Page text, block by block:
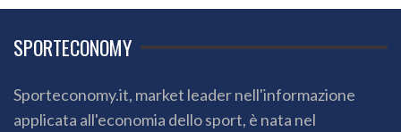
SPORTECONOMY
Sporteconomy.it, market leader nell'informazione
applicata all'economia dello sport, è nata nel